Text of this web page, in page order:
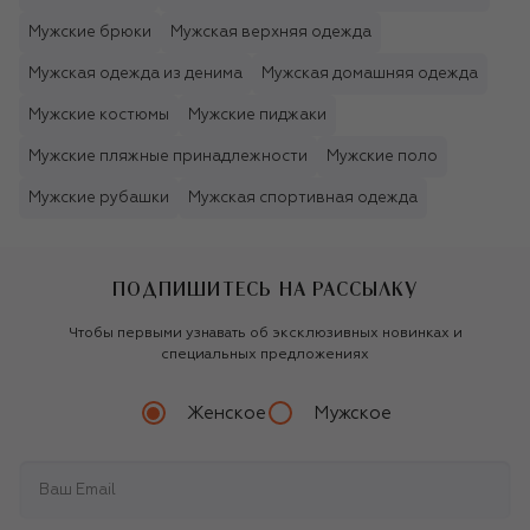
Мужские брюки Мужская верхняя одежда
Мужская одежда из денима Мужская домашняя одежда
Мужские костюмы Мужские пиджаки
Мужские пляжные принадлежности Мужские поло
Мужские рубашки Мужская спортивная одежда
ПОДПИШИТЕСЬ НА РАССЫЛКУ
Чтобы первыми узнавать об эксклюзивных новинках и
специальных предложениях
Женское Мужское